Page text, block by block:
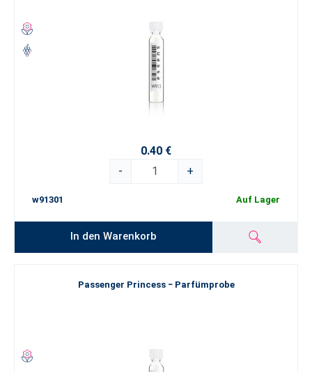
0.40 €
-
+
w91301 Auf Lager
In den Warenkorb
Passenger Princess − Parfümprobe